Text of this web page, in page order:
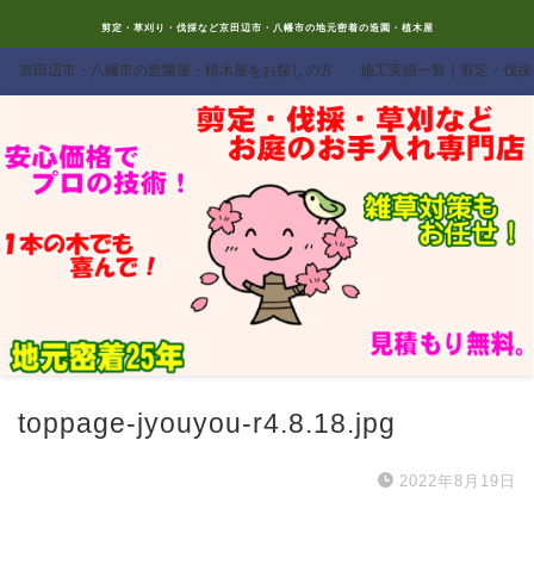
剪定・草刈り・伐採など京田辺市・八幡市の地元密着の造園・植木屋
京田辺市・八幡市の造園屋・植木屋をお探しの方 施工実績一覧｜剪定・伐
toppage-jyouyou-r4.8.18.jpg
2022年8月19日